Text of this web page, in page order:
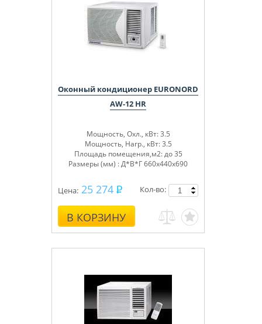
Оконный кондиционер EURONORD
AW-12 HR
Мощность, Охл., кВт: 3.5
Мощность, Нагр., кВт: 3.5
Площадь помещения,м2: до 35
Размеры (мм) : Д*В*Г 660x440x690
Цена: 25 274
В КОРЗИНУ
Кол-во: